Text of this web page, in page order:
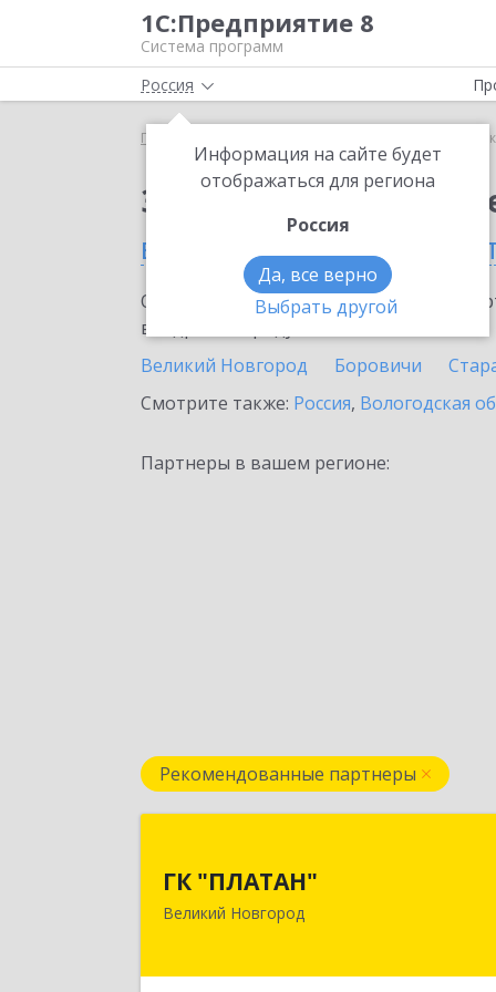
1С:Предприятие 8
Система программ
Россия
Информация на сайте будет
отображаться для региона
Россия
Да, все верно
Выбрать другой
Главная
Заказать 1С:Сканер
в Новгородской
Ознакомьтесь с информационными
внедрение продукта.
Великий Новгород
Боровичи
Смотрите также: Россия, Вологодская
Партнеры в вашем регионе:
Рекомендованные партнеры
ГК "ПЛАТАН"
Великий Новгород
Новгород г, Большая Санкт-